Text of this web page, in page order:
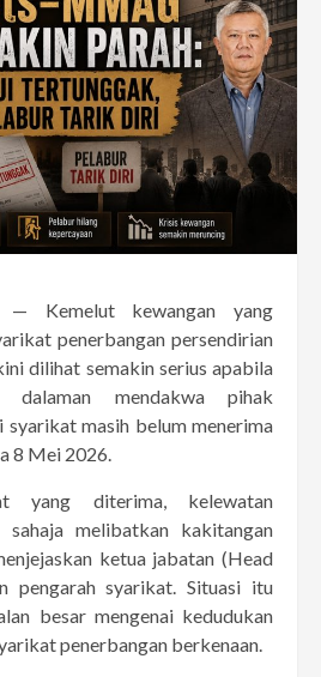
— Kemelut kewangan yang
penerbangan persendirian
dilihat semakin serius apabila
dalaman mendakwa pihak
syarikat masih belum menerima
8 Mei 2026.
yang diterima, kelewatan
sahaja melibatkan kakitangan
ketua jabatan (Head
pengarah syarikat. Situasi itu
besar mengenai kedudukan
penerbangan berkenaan.